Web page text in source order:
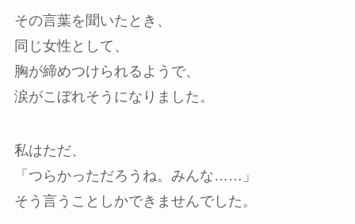
その言葉を聞いたとき、
同じ女性として、
胸が締めつけられるようで、
涙がこぼれそうになりました。
私はただ、
「つらかっただろうね。みんな……」
そう言うことしかできませんでした。